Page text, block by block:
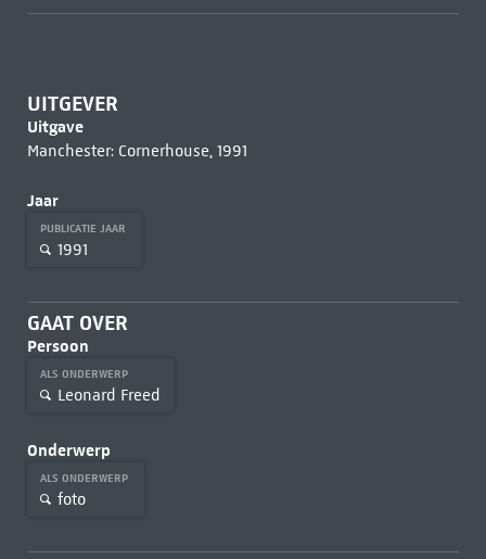
UITGEVER
Uitgave
Manchester: Cornerhouse, 1991
Jaar
PUBLICATIE JAAR
1991
GAAT OVER
Persoon
ALS ONDERWERP
Leonard Freed
Onderwerp
ALS ONDERWERP
foto